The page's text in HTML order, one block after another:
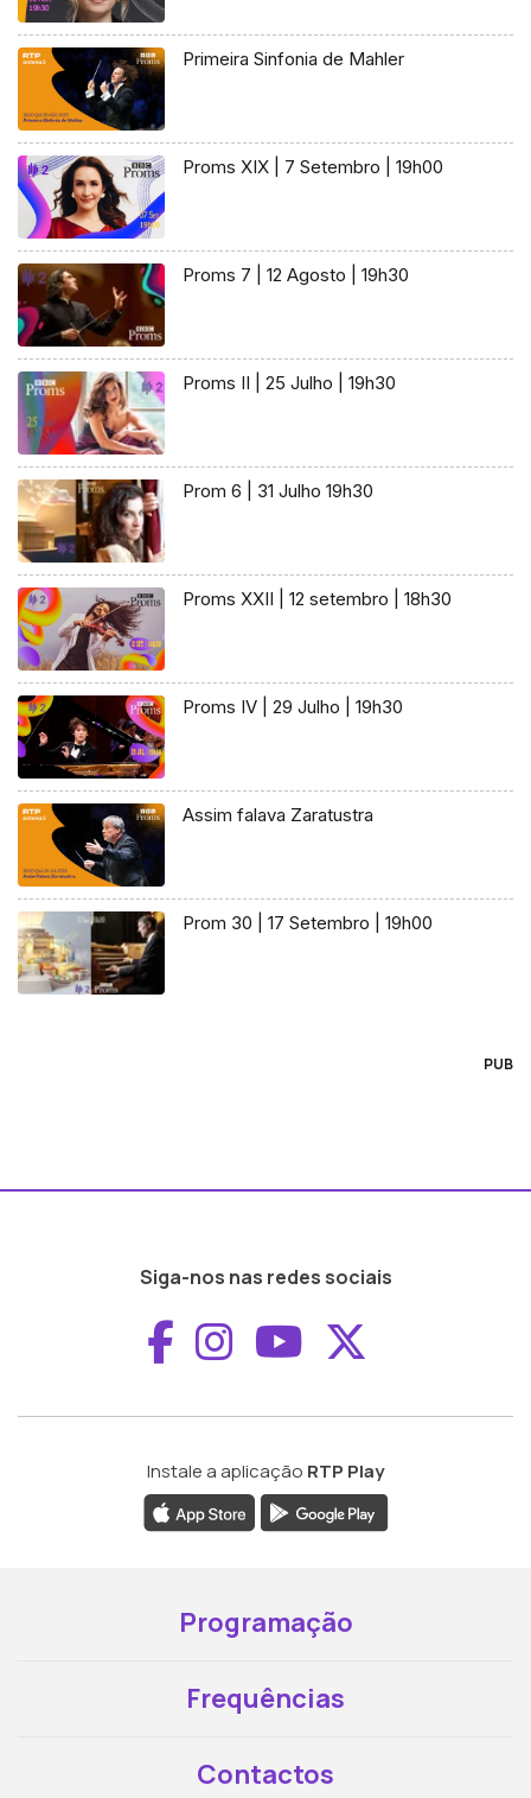
Primeira Sinfonia de Mahler
Proms XIX | 7 Setembro | 19h00
Proms 7 | 12 Agosto | 19h30
Proms II | 25 Julho | 19h30
Prom 6 | 31 Julho 19h30
Proms XXII | 12 setembro | 18h30
Proms IV | 29 Julho | 19h30
Assim falava Zaratustra
Prom 30 | 17 Setembro | 19h00
PUB
Siga-nos nas redes sociais
Aceder ao
Aceder ao
Aceder ao
Instale a aplicação RTP Play
Programação
Frequências
Contactos